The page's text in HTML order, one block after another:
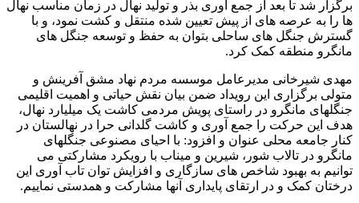
برگزار شد تا بعد از جمع آوری بذر و تولید نهال در زمان مناسب نهال
ها را به عرصه های از پیش تعیین شده منتقل و کشت نمود، و با
گسترش جنگل های ساحلی بتوان به حفظ و توسعه جنگل های
مانگرو منطقه کمک کرد.
مهدی شیرخانی مدیرعامل موسسه مردم نهاد مشق آفرینش و
متولی برگزاری این رویداد ضمن بیان نقش حیاتی و اهمیت اقلیمی
جنگلهای مانگرو در راستای پویش مردمی کاشت یک میلیارد نهال،
هدف این حرکت را جمع آوری و کاشت گلدانی حرا در نهالستان در
کنار جامعه محلی عنوان و افزود: با احیای مصنوعی جنگلهای
مانگرو در تالاب شور، شیرین و میناب با رویکرد مشارکتی می
توانیم به بهبود شاخص های سازگاری و افزایش توان تاب آوری این
درختان کمک و در ارتقای پایداری آنها مشارکت و همدستی نماییم.